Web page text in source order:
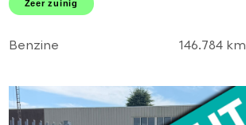
LMV! 1e eigenaar l TOP!
Zeer zuinig
Benzine 146.784 km